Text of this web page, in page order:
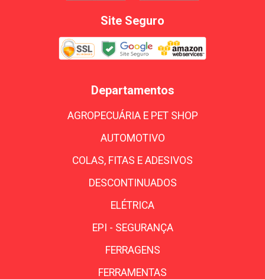
Site Seguro
Departamentos
AGROPECUÁRIA E PET SHOP
AUTOMOTIVO
COLAS, FITAS E ADESIVOS
DESCONTINUADOS
ELÉTRICA
EPI - SEGURANÇA
FERRAGENS
FERRAMENTAS